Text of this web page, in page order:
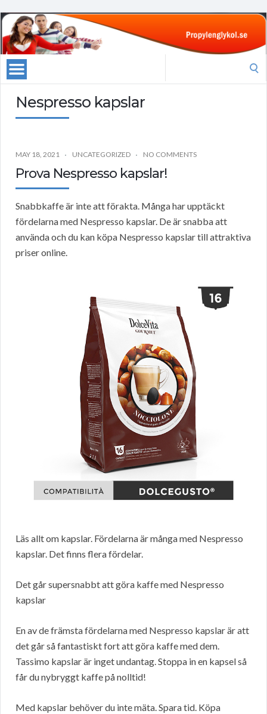
Nespresso kapslar
MAY 18, 2021 UNCATEGORIZED NO COMMENTS
Prova Nespresso kapslar!
Snabbkaffe är inte att förakta. Många har upptäckt
fördelarna med Nespresso kapslar. De är snabba att
använda och du kan köpa Nespresso kapslar till attraktiva
priser online.
Läs allt om kapslar. Fördelarna är många med Nespresso
kapslar. Det finns flera fördelar.
Det går supersnabbt att göra kaffe med Nespresso
kapslar
En av de främsta fördelarna med Nespresso kapslar är att
det går så fantastiskt fort att göra kaffe med dem.
Tassimo kapslar är inget undantag. Stoppa in en kapsel så
får du nybryggt kaffe på nolltid!
Med kapslar behöver du inte mäta. Spara tid. Köpa